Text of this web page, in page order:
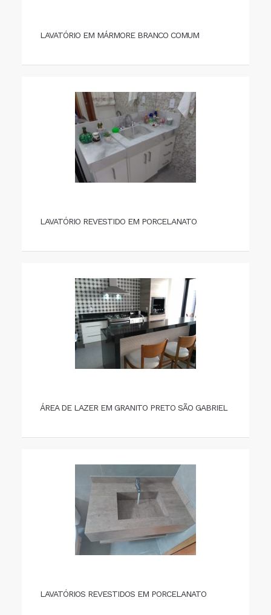
LAVATÓRIO EM MÁRMORE BRANCO COMUM
LAVATÓRIO REVESTIDO EM PORCELANATO
ÁREA DE LAZER EM GRANITO PRETO SÃO GABRIEL
LAVATÓRIOS REVESTIDOS EM PORCELANATO